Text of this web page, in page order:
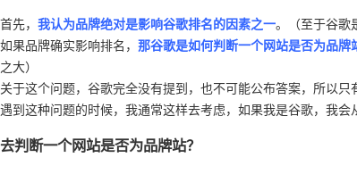
首先， 我认为品牌绝对是影响谷歌排名的因素之一。（至于谷歌
如果品牌确实影响排名， 那谷歌是如何判断一个网站是否为品牌
之大）
关于这个问题，谷歌完全没有提到，也不可能公布答案，所以只
遇到这种问题的时候，我通常这样去考虑，如果我是谷歌，我会
去判断一个网站是否为品牌站？